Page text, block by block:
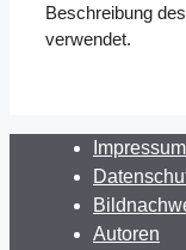
Beschreibung
verwendet.
Impressum
Autoren